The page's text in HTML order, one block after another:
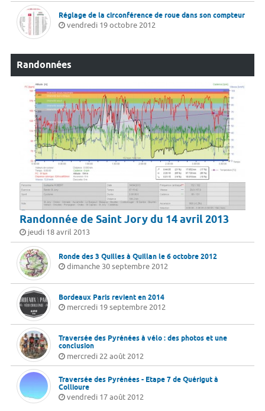
Réglage de la circonférence de roue dans son compteur
vendredi 19 octobre 2012
Randonnées
Randonnée de Saint Jory du 14 avril 2013
jeudi 18 avril 2013
Ronde des 3 Quilles à Quillan le 6 octobre 2012
dimanche 30 septembre 2012
Bordeaux Paris revient en 2014
mercredi 19 septembre 2012
Traversée des Pyrénées à vélo : des photos et une
conclusion
mercredi 22 août 2012
Traversée des Pyrénées - Etape 7 de Quérigut à
Collioure
vendredi 17 août 2012